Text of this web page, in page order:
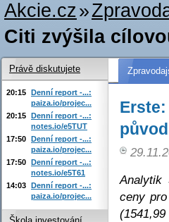
Akcie.cz»
Citi zvýšila
Analytik
ceny
(1541,99
Právě diskutujete
20:15 Denní report -...:
paiza.io/projec...
20:15 Denní report -...:
notes.io/e5TUT
17:50 Denní report -...:
paiza.io/projec...
17:50 Denní report -...:
notes.io/e5T61
14:03 Denní report -...:
paiza.io/projec...